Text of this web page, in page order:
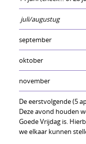
juli/augustug
september
oktober
november
De eerstvolgende (5
Deze avond houden
Goede Vrijdag is.
we elkaar kunnen